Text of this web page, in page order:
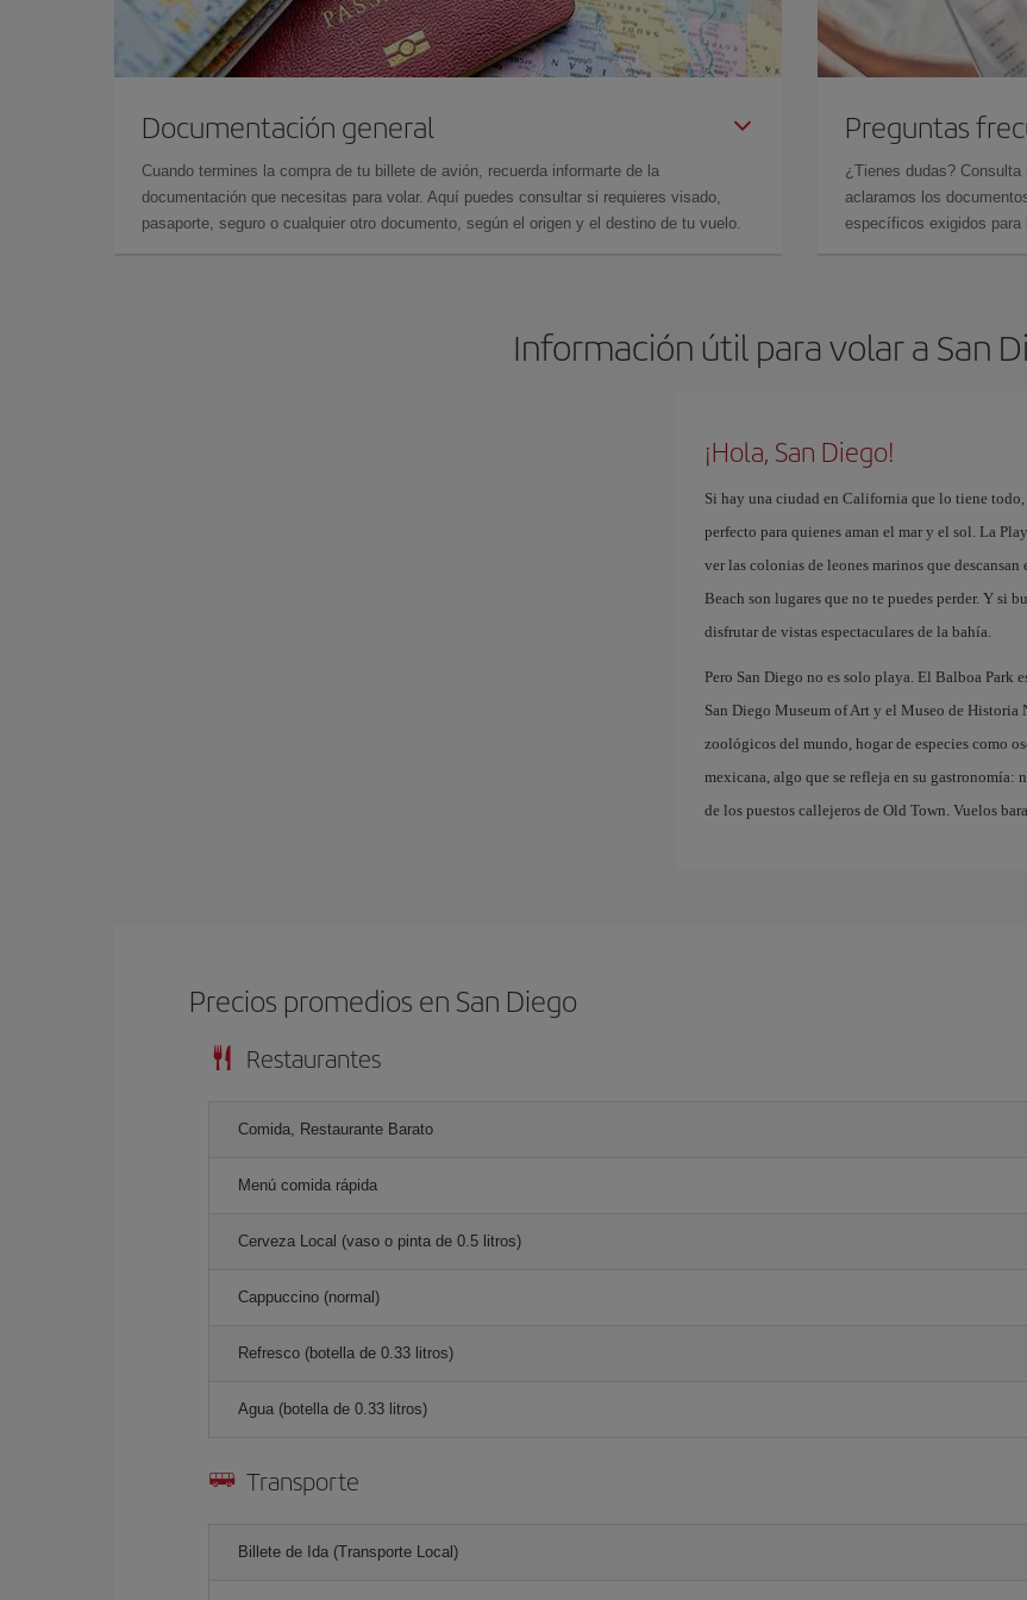
Documentación general
Cuando termines la compra de tu billete de avión, recuerda informarte de la
documentación que necesitas para volar. Aquí puedes consultar si requieres visado,
pasaporte, seguro o cualquier otro documento, según el origen y el destino de tu vuelo.
Preguntas
¿Tienes dudas? Consulta
aclaramos los
específicos exigidos para
Información útil para volar a San
¡Hola, San Diego!
Si hay una ciudad en California que lo tiene
perfecto para quienes aman el mar y el sol. La
ver las colonias de leones marinos que
Beach son lugares que no te puedes perder. Y si
disfrutar de vistas espectaculares de la bahía.
Pero San Diego no es solo playa. El Balboa Park
San Diego Museum of Art y el Museo de Historia
zoológicos del mundo, hogar de especies como
mexicana, algo que se refleja en su gastronomía:
de los puestos callejeros de Old Town. Vuelos
Precios promedios en San Diego
Restaurantes
Comida, Restaurante Barato
Menú comida rápida
Cerveza Local (vaso o pinta de 0.5 litros)
Cappuccino (normal)
Refresco (botella de 0.33 litros)
Agua (botella de 0.33 litros)
Transporte
Billete de Ida (Transporte Local)